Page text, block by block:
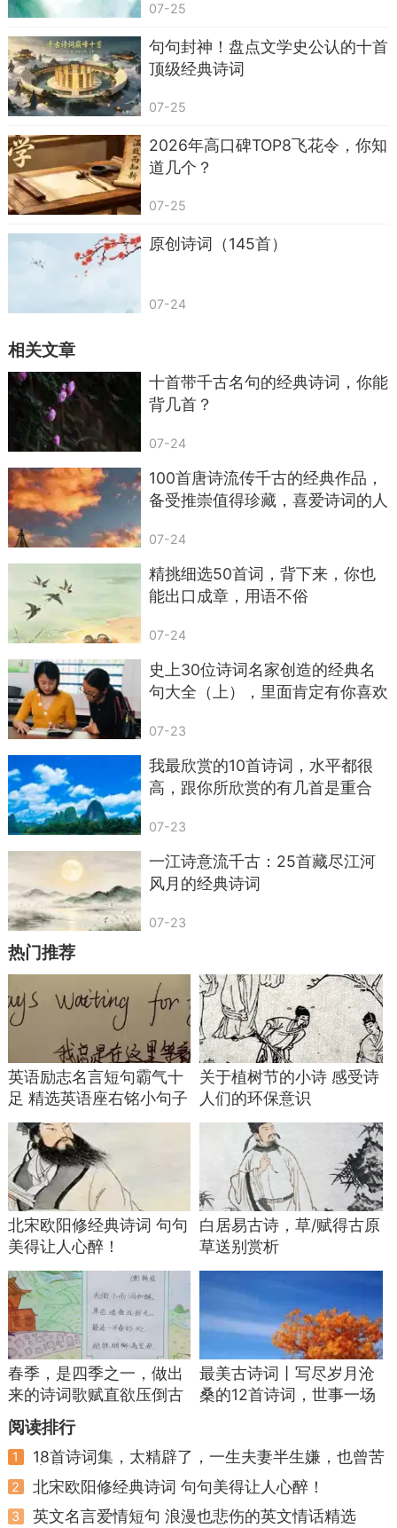
如果你站在更远一点的位置去看，就会发现，
这种“初见如故”的瞬间，其实并不多。绝大多数相
遇，都带着一层客套和防备。我们习惯了先打量、
再接近，先试探、再掏心。说得直白点，在这个人
人都有点疲惫和警惕的年代，能遇到一个让你放下
戒心的人，本身就是一种奢侈。
但人又偏偏爱幻想这样的相遇：公交车上，书
店里，雨后的天台，在某个你不经意抬起头的瞬
间，有人刚好出现，你觉得这个场景似曾相识，好
像梦里演过。于是，一句“与君初相识，犹如故人
次见面”，它还暗含了一个愿望：我希望有人能不费
力地走进我的世界，好像他本来就在那儿，只是我
以前没看见。
另一句我特别喜欢的，是白落梅在《临江仙》
里写的：“浮云吹作雪，世味煮成茶。”
这句话这么火，不是没有原因的。你仔细咂摸
一下：浮云、雪、世味、茶，这四样东西拼在一
起，仿佛就构成了一种你很想过、但又常常够不着
的生活状态。
“浮云吹作雪”，是把天上那些走走停停的云，
看成可以被风吹散、被冷意凝成的雪。人生里的那
些变幻无常，忽明忽暗的心境，那些起起落落的情
绪，好像都被托付给了天光云影。
“世味煮成茶”，就说得更白了：世间所有的味
道，到最后，都是要回归到一盏茶里——苦也罢，
涩也罢，回甘也罢，都要一点一点咽下去。有的人
喜欢用酒解决问题，觉得痛快；可更多人其实是用
茶，把日子慢慢熬成可接受的模样。
你可以想象一个场景：冬天，几个人围着火
炉，慢慢烤着手，桌上一个铁壶咕嘟咕嘟响着，有
人扯家庭琐事，有人聊旧人旧事，身边的世界喧哗
又飞速，而你们在这小小角落里，把“世味年华，红
尘俗事”都煮在那一壶茶里，喝一口，笑一笑，日子
就算对付过去。
很多时候，我们嘴上说看淡，其实一点都不
淡；说看破，其实还在纠结。可当你给自己泡一壶
茶，拿起杯子那一刻，那些不能解决的问题，至少
能暂时放一放。喝完这杯，再继续往前走。
如果说前两句还主要是在写“遇见”和“生活的味
道”，那么白居易那句“老来多健忘，唯不忘相思”，
就更直接戳向人心软的地方。
你会发现，古人特别喜欢写“相思”，但白居易
的这句，有一种淡淡的自嘲和无奈：人老了，记性
差了，昨天吃了什么，今天要办什么事，都可能
忘。但有些挂念，哪怕到了风烛残年，竟然还拎得
出来。
为什么偏偏“相思”忘不了？因为它本质上不是
一个“动作”，而是一种长时间浸泡在某种情绪里的
状态。你以为时间会冲淡一切，其实时间有时候只
会让你更清楚地知道：哪些东西真的是割不掉。
07-25
句句封神！盘点文学史公认的十首
顶级经典诗词
07-25
2026年高口碑TOP8飞花令，你知
道几个？
07-25
原创诗词（145首）
07-24
相关文章
十首带千古名句的经典诗词，你能
背几首？
07-24
100首唐诗流传千古的经典作品，
备受推崇值得珍藏，喜爱诗词的人
07-24
精挑细选50首词，背下来，你也
能出口成章，用语不俗
07-24
史上30位诗词名家创造的经典名
句大全（上），里面肯定有你喜欢
07-23
我最欣赏的10首诗词，水平都很
高，跟你所欣赏的有几首是重合
07-23
一江诗意流千古：25首藏尽江河
风月的经典诗词
07-23
热门推荐
英语励志名言短句霸气十
足 精选英语座右铭小句子
关于植树节的小诗 感受诗
人们的环保意识
北宋欧阳修经典诗词 句句
美得让人心醉！
白居易古诗，草/赋得古原
草送别赏析
春季，是四季之一，做出
来的诗词歌赋直欲压倒古
人
最美古诗词丨写尽岁月沧
桑的12首诗词，世事一场
阅读排行
1
18首诗词集，太精辟了，一生夫妻半生嫌，也曾苦
2 北宋欧阳修经典诗词 句句美得让人心醉！
3 英文名言爱情短句 浪漫也悲伤的英文情话精选